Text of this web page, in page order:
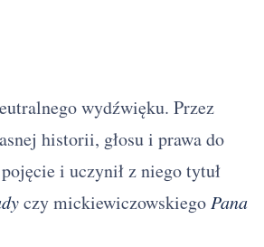
wydźwięku. Przez
historii, głosu i prawa do
i uczynił z niego tytuł
czy mickiewiczowskiego Pana